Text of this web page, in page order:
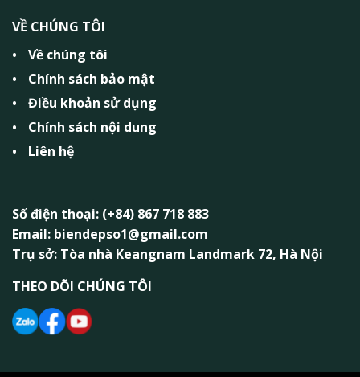
VỀ CHÚNG TÔI
Về chúng tôi
Chính sách bảo mật
Điều khoản sử dụng
Chính sách nội dung
Liên hệ
Số điện thoại: (+84) 867 718 883
Email: biendepso1@gmail.com
Trụ sở: Tòa nhà Keangnam Landmark 72, Hà Nội
THEO DÕI CHÚNG TÔI